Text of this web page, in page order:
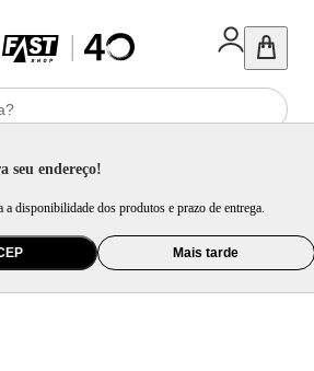
seu endereço!
disponibilidade dos produtos e prazo de entrega.
Mais tarde
/ Cervejeira